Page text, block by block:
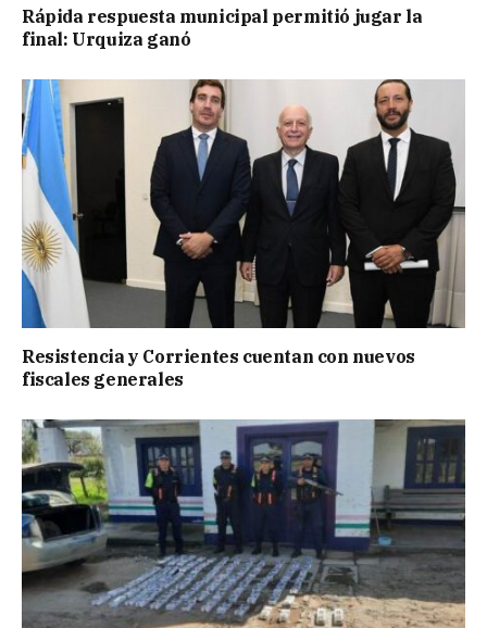
Rápida respuesta municipal permitió jugar la
final: Urquiza ganó
Resistencia y Corrientes cuentan con nuevos
fiscales generales